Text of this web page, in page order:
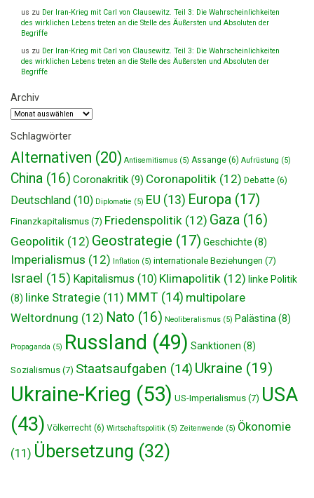
us zu Der Iran-Krieg mit Carl von Clausewitz. Teil 3: Die Wahrscheinlichkeiten
des wirklichen Lebens treten an die Stelle des Äußersten und Absoluten der
Begriffe
us zu Der Iran-Krieg mit Carl von Clausewitz. Teil 3: Die Wahrscheinlichkeiten
des wirklichen Lebens treten an die Stelle des Äußersten und Absoluten der
Begriffe
Archiv
Archiv
Schlagwörter
Alternativen (20) Antisemitismus (5) Assange (6) Aufrüstung (5)
China (16) Coronakritik (9) Coronapolitik (12) Debatte (6)
Deutschland (10) Diplomatie (5) EU (13) Europa (17)
Finanzkapitalismus (7) Friedenspolitik (12) Gaza (16)
Geopolitik (12) Geostrategie (17) Geschichte (8)
Imperialismus (12) Inflation (5) internationale Beziehungen (7)
Israel (15) Kapitalismus (10) Klimapolitik (12) linke Politik
(8) linke Strategie (11) MMT (14) multipolare
Weltordnung (12) Nato (16) Neoliberalismus (5) Palästina(8)
Propaganda (5) Russland (49) Sanktionen (8)
Sozialismus (7) Staatsaufgaben (14) Ukraine (19)
Ukraine-Krieg (53) US-Imperialismus (7) USA
(43) Völkerrecht (6) Wirtschaftspolitik (5) Zeitenwende (5) Ökonomie
(11) Übersetzung (32)